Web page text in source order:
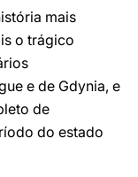
mais
o trágico
e de Gdynia, e
de
do estado